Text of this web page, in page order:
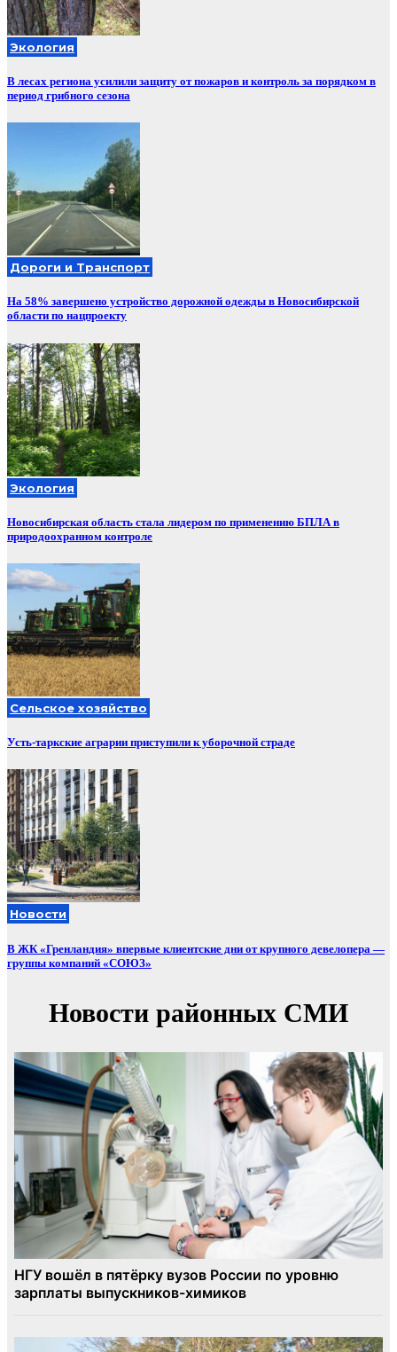
Экология
В лесах региона усилили защиту от пожаров и контроль за порядком в
период грибного сезона
Дороги и Транспорт
На 58% завершено устройство дорожной одежды в Новосибирской
области по нацпроекту
Экология
Новосибирская область стала лидером по применению БПЛА в
природоохранном контроле
Сельское хозяйство
Усть-таркские аграрии приступили к уборочной страде
Новости
В ЖК «Гренландия» впервые клиентские дни от крупного девелопера —
группы компаний «СОЮЗ»